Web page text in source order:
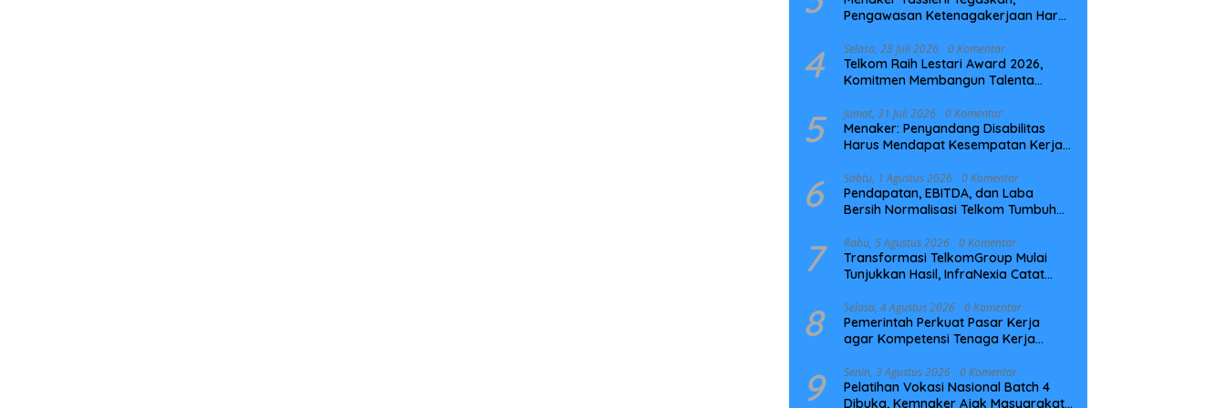
Pengawasan Ketenagakerjaan Harus
4 Selasa, 28 Juli 2026 0 Komentar
Telkom Raih Lestari Award 2026,
Komitmen Membangun Talenta
5 Jumat, 31 Juli 2026 0 Komentar
Menaker: Penyandang Disabilitas
Harus Mendapat Kesempatan Kerja
6 Sabtu, 1 Agustus 2026 0 Komentar
Pendapatan, EBITDA, dan Laba
Bersih Normalisasi Telkom Tumbuh
7 Rabu, 5 Agustus 2026 0 Komentar
Transformasi TelkomGroup Mulai
Tunjukkan Hasil, InfraNexia Catat
Digital Nasional
8 Selasa, 4 Agustus 2026 0 Komentar
Pemerintah Perkuat Pasar Kerja
agar Kompetensi Tenaga Kerja
9 Senin, 3 Agustus 2026 0 Komentar
Pelatihan Vokasi Nasional Batch 4
Dibuka, Kemnaker Ajak Masyarakat